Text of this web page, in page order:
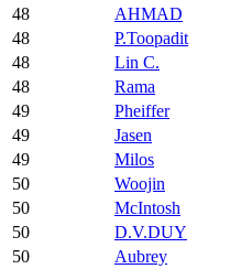
48
AHMAD
48
P.Toopadit
48
Lin C.
48
Rama
49
Pheiffer
49
Jasen
49
Milos
50
Woojin
50
McIntosh
50
D.V.DUY
50
Aubrey